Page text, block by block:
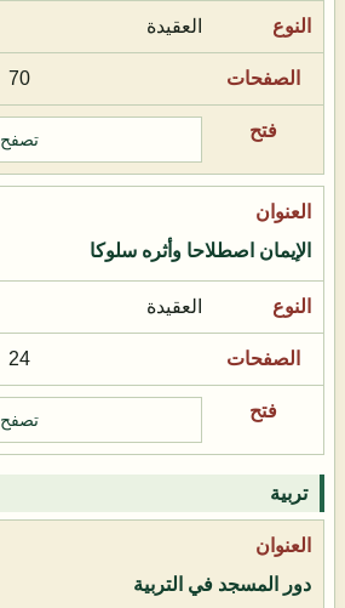
العقيدة
70
تصفح
الإيمان اصطلاحا وأثره سلوكا
العقيدة
24
تصفح
تربية
دور المسجد في التربية